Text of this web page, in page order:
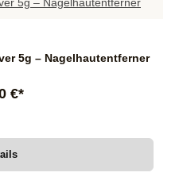
5g – Nagelhautentferner
€*